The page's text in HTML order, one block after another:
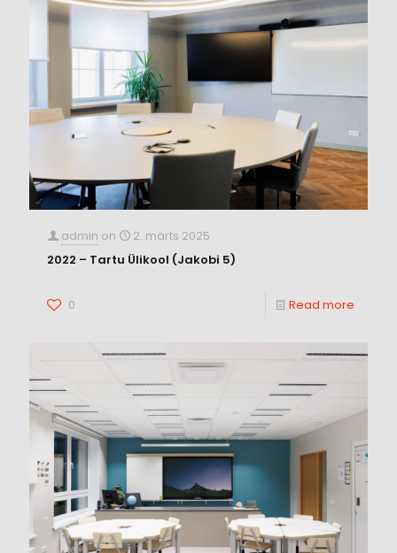
admin on
2. märts 2025
2022 – Tartu Ülikool (Jakobi 5)
0 Read more